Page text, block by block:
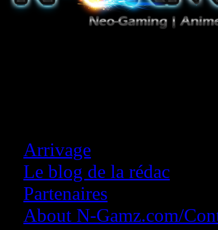
Arrivage
Le blog de la rédac
Partenaires
About N-Gamz.com/